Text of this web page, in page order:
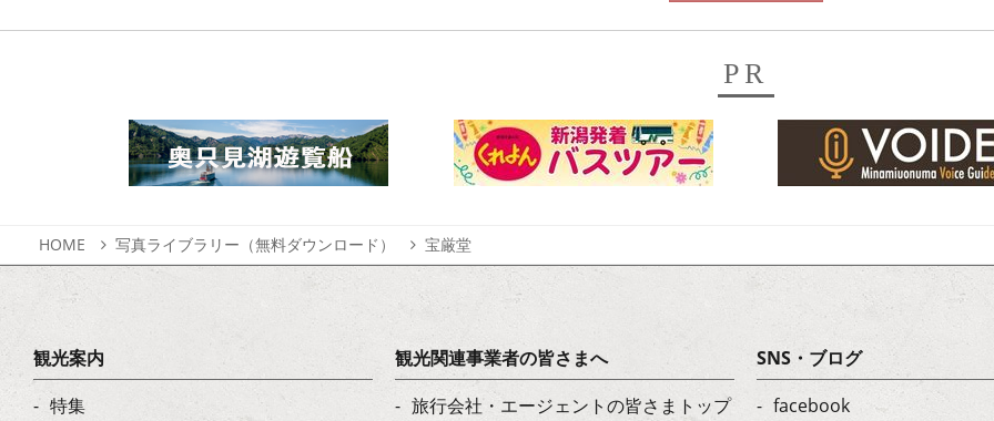
PR
HOME 写真ライブラリー（無料ダウンロード） 宝厳堂
観光案内
特集
観光関連事業者の皆さまへ
旅行会社・エージェントの皆さまトップ
SNS・ブログ
facebook